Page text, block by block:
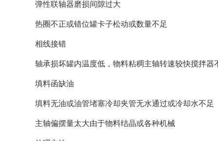
弹性联轴器磨损间隙过大
热圈不正或错位罐卡子松动或数量不足
相线接错
轴承损坏罐内温度低，物料粘稠主轴转速较快搅拌器
填料函缺油
填料无油或油管堵塞冷却夹管无水通过或冷却水不足
主轴偏摆量太大由于物料结晶或各种机械